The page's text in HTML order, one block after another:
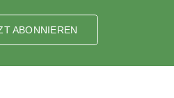
ABONNIEREN